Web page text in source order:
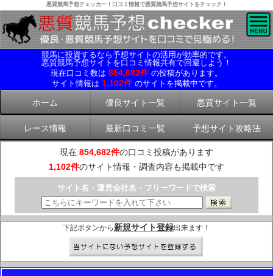
悪質競馬予想チェッカー！口コミ情報で悪質競馬予想サイトをチェック！
競馬に投資するなら予想サイトの活用が効率的です。
悪質競馬予想サイトを口コミ情報共有で回避しよう！
現在口コミ数は 854,682件 の投稿があります。
サイト情報は 1,102件 のサイトを掲載中です。
ホーム 優良サイト一覧 悪質サイト一覧
レース情報 最新口コミ一覧 予想サイト攻略法
現在:854,682件の口コミ投稿があります
1,102件のサイト情報・調査内容も掲載中です
サイト名・運営会社名・フリーワードで検索
下記ボタンから 新規サイト登録出来ます！